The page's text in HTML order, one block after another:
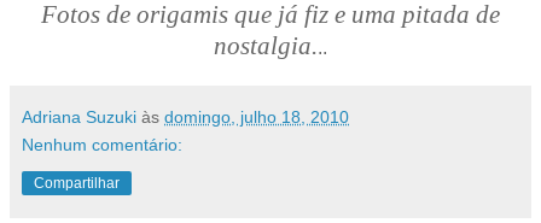
Fotos de origamis que já fiz e uma pitada de
nostalgia...
Adriana Suzuki às domingo, julho 18, 2010
Nenhum comentário:
Compartilhar